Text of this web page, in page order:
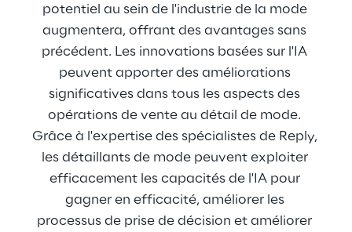
potentiel au sein de l'industrie de la mode
augmentera, offrant des avantages sans
précédent. Les innovations basées sur l'IA
peuvent apporter des améliorations
significatives dans tous les aspects des
opérations de vente au détail de mode.
Grâce à l'expertise des spécialistes de Reply,
les détaillants de mode peuvent exploiter
efficacement les capacités de l'IA pour
gagner en efficacité, améliorer les
processus de prise de décision et améliorer